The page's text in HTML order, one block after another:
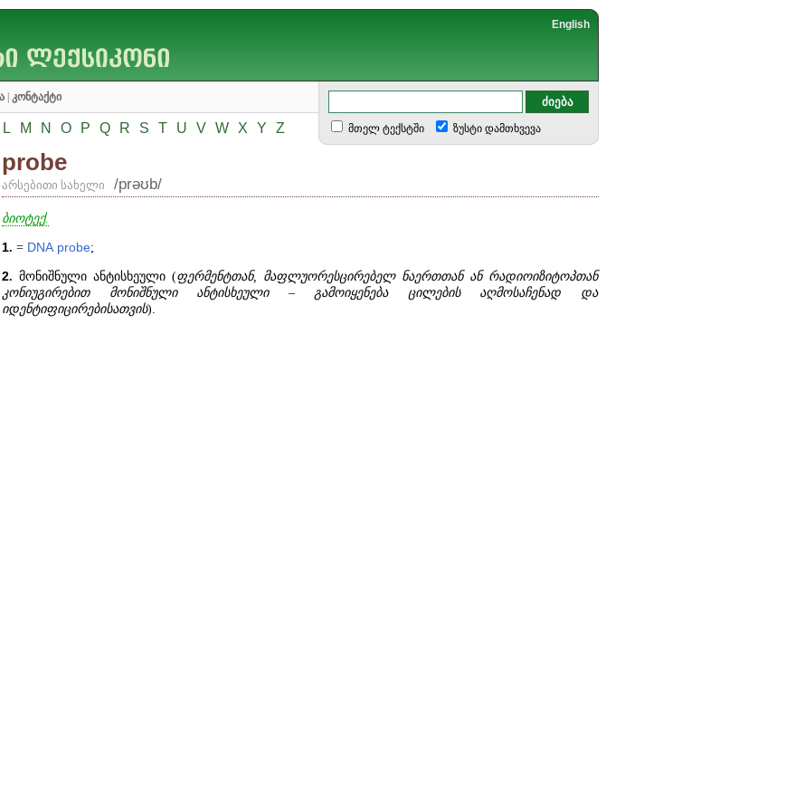
English
კონტაქტი
L M N O P Q R S T U V W X Y Z მთელ ტექსტში ზუსტი დამთხვევა
probe
არსებითი სახელი /prəʊb/
ბიოტექ.
1. = DNA probe;
2. მონიშნული ანტისხეული (ფერმენტთან, მაფლუორესცირებელ ნაერთთან ან რადიოიზიტოპთან
კონიუგირებით მონიშნული ანტისხეული – გამოიყენება ცილების აღმოსაჩენად და
იდენტიფიცირებისათვის).